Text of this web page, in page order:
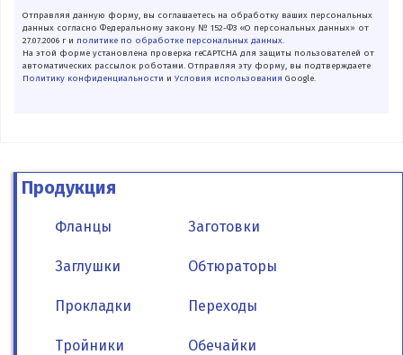
Отправляя данную форму, вы соглашаетесь на обработку ваших персональных
данных согласно Федеральному закону № 152-ФЗ «О персональных данных» от
27.07.2006 г и политике по обработке персональных данных.
На этой форме установлена проверка reCAPTCHA для защиты пользователей от
автоматических рассылок роботами. Отправляя эту форму, вы подтверждаете
Политику конфиденциальности и Условия использования Google.
Продукция
Фланцы Заготовки
Заглушки Обтюраторы
Прокладки Переходы
Тройники Обечайки